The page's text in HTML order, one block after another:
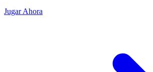
Jugar Ahora